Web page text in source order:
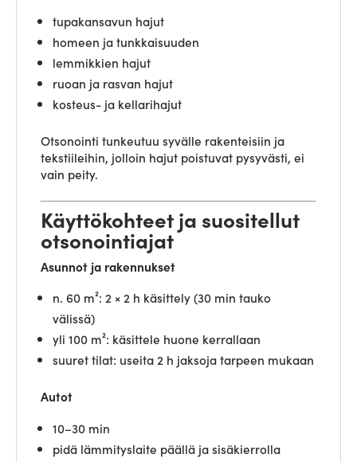
tupakansavun hajut
homeen ja tunkkaisuuden
lemmikkien hajut
ruoan ja rasvan hajut
kosteus- ja kellarihajut
Otsonointi tunkeutuu syvälle rakenteisiin ja
tekstiileihin, jolloin hajut poistuvat pysyvästi, ei
vain peity.
Käyttökohteet ja suositellut
otsonointiajat
Asunnot ja rakennukset
n. 60 m²: 2 × 2 h käsittely (30 min tauko
välissä)
yli 100 m²: käsittele huone kerrallaan
suuret tilat: useita 2 h jaksoja tarpeen mukaan
Autot
10–30 min
pidä lämmityslaite päällä ja sisäkierrolla